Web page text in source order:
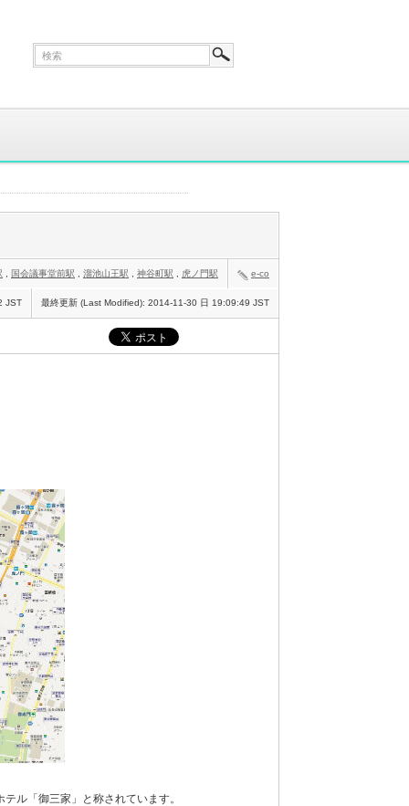
e-co
国会議事堂前駅 溜池山王駅 神谷町駅 虎ノ門駅
最終更新 (Last Modified): 2014-11-30 日 19:09:49 JST
JST
ル「御三家」と称されています。